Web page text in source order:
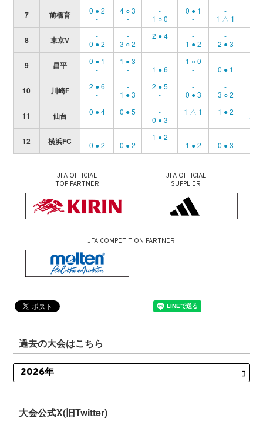
7 前橋育
0 ● 2
-
4 ○ 3
-
-
1 ○ 0
0 ● 1
-
-
1 △ 1
8 東京V
-
0 ● 2
-
3 ○ 2
2 ● 4
-
-
1 ● 2
-
2 ● 3
9 昌平
0 ● 1
-
1 ● 3
-
-
1 ● 6
1 ○ 0
-
-
0 ● 1
10 川崎F
2 ● 6
-
-
1 ● 3
2 ● 5
-
-
0 ● 3
-
3 ○ 2
11 仙台
0 ● 4
-
0 ● 5
-
-
0 ● 3
1 △ 1
-
1 ● 2
-
1 ●
12 横浜FC
-
0 ● 2
-
0 ● 2
1 ● 2
-
-
1 ● 2
-
0 ● 3
JFA OFFICIAL
TOP PARTNER
JFA OFFICIAL
SUPPLIER
JFA COMPETITION PARTNER
過去の大会はこちら
大会公式X(旧Twitter)